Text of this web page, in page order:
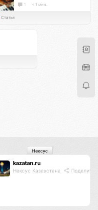
1 < 1 мин.
Статья
kazatan.ru
Нексус Казахстана
Нексус